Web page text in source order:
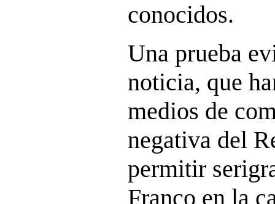
conocidos.
Una prueba
noticia, que
medios de
negativa del
permitir
Franco en la